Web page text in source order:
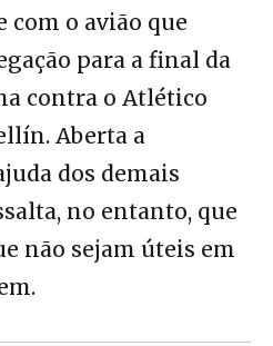
com o avião que
para a final da
contra o Atlético
Aberta a
dos demais
no entanto, que
não sejam úteis em